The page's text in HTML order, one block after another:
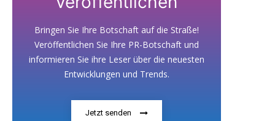
Bringen Sie Ihre Botschaft auf die Straße!
Veröffentlichen Sie Ihre PR-Botschaft und
informieren Sie ihre Leser über die neuesten
Entwicklungen und Trends.
Jetzt senden